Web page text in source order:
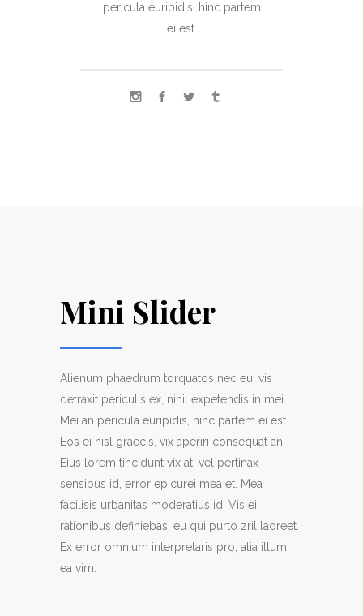
pericula euripidis, hinc partem
ei est.
Mini Slider
Alienum phaedrum torquatos nec eu, vis
detraxit periculis ex, nihil expetendis in mei.
Mei an pericula euripidis, hinc partem ei est.
Eos ei nisl graecis, vix aperiri consequat an.
Eius lorem tincidunt vix at, vel pertinax
sensibus id, error epicurei mea et. Mea
facilisis urbanitas moderatius id. Vis ei
rationibus definiebas, eu qui purto zril laoreet.
Ex error omnium interpretaris pro, alia illum
ea vim.